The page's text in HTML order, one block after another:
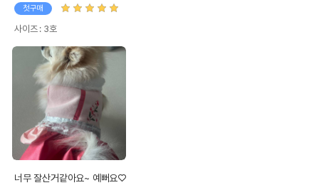
첫구매
사이즈 : 3호
너무 잘산거같아요~ 예뻐요♡